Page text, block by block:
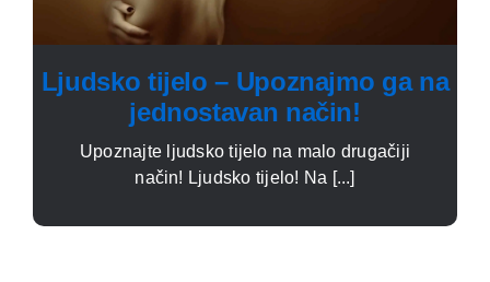
Ljudsko tijelo – Upoznajmo ga na
jednostavan način!
Upoznajte ljudsko tijelo na malo drugačiji
način! Ljudsko tijelo! Na [...]